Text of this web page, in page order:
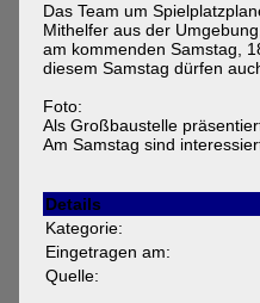
Das Team um
Mithelfer aus der
am kommenden Samstag,
diesem Samstag dürfen
Foto:
Als Großbaustelle
Am Samstag sind
Details
Kategorie:
Eingetragen am:
Quelle: